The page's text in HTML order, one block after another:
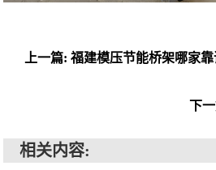
上一篇: 福建模压节能桥架哪家
下
相关内容: